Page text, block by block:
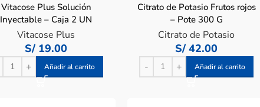
Vitacose Plus Solución
Inyectable – Caja 2 UN
Vitacose Plus
S/ 19.00
Añadir al carrito
Citrato de Potasio Frutos rojos
– Pote 300 G
Citrato de Potasio
S/ 42.00
Añadir al carrito